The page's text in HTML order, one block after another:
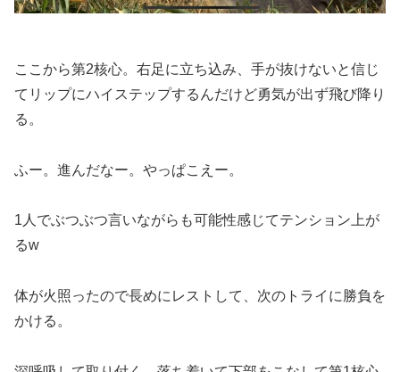
ここから第2核心。右足に立ち込み、手が抜けないと信じ
てリップにハイステップするんだけど勇気が出ず飛び降り
る。
ふー。進んだなー。やっぱこえー。
1人でぶつぶつ言いながらも可能性感じてテンション上が
るw
体が火照ったので長めにレストして、次のトライに勝負を
かける。